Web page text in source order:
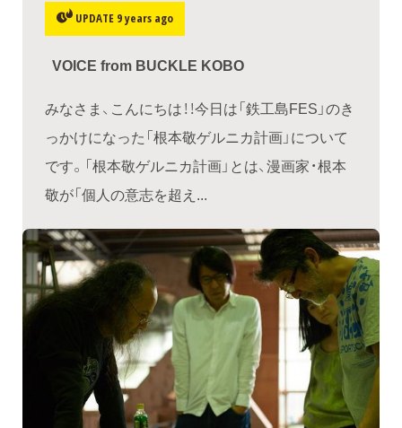
UPDATE 9 years ago
VOICE from BUCKLE KOBO
みなさま、こんにちは！！今日は「鉄工島FES」のき
っかけになった「根本敬ゲルニカ計画」について
です。「根本敬ゲルニカ計画」とは、漫画家・根本
敬が「個人の意志を超え...